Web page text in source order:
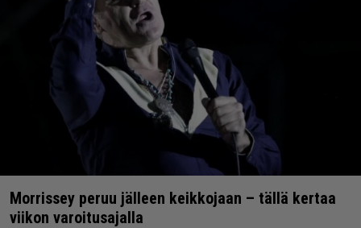
Morrissey peruu jälleen keikkojaan – tällä kertaa
viikon varoitusajalla